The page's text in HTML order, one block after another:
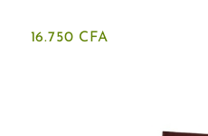
16.750 CFA